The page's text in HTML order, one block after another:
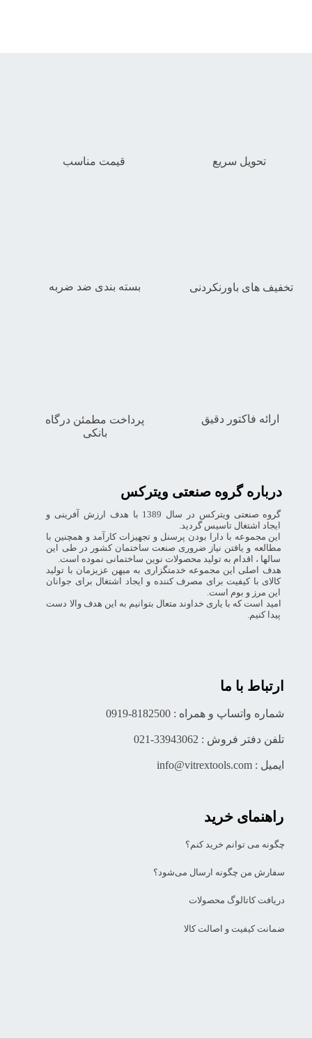
تحویل سریع قیمت مناسب
تخفیف های باورنکردنی بسته بندی ضد ضربه
ارائه فاکتور دقیق
پرداخت مطمئن درگاه
بانکی
درباره گروه صنعتی ویترکس
گروه صنعتی ویترکس در سال 1389 با هدف ارزش آفرینی و
ایجاد اشتغال تاسیس گردید.
این مجموعه با دارا بودن پرسنل و تجهیزات کارآمد و همچنین با
مطالعه و یافتن نیاز ضروری صنعت ساختمان کشور در طی این
سالها ، اقدام به تولید محصولات نوین ساختمانی نموده است.
هدف اصلی این مجموعه خدمتگزاری به میهن عزیزمان با تولید
کالای با کیفیت برای مصرف کننده و ایجاد اشتغال برای جوانان
این مرز و بوم است.
امید است که با یاری خداوند متعال بتوانیم به این هدف والا دست
پیدا کنیم.
راهنمای خرید
چگونه می توانم خرید کنم؟
سفارش من چگونه ارسال می‌شود؟
دریافت کاتالوگ محصولات
ضمانت کیفیت و اصالت کالا
ارتباط با ما
شماره واتساپ و همراه : 8182500-0919
تلفن دفتر فروش : 33943062-021
ایمیل : info@vitrextools.com